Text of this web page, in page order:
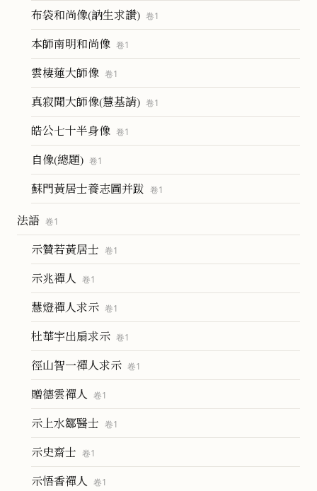
布袋和尚像(訥生求讚) 卷1
本師南明和尚像 卷1
雲棲蓮大師像 卷1
真寂聞大師像(慧基請) 卷1
皓公七十半身像 卷1
自像(總題) 卷1
蘇門黃居士養志圖并跋 卷1
法語 卷1
示贊若黃居士 卷1
示兆禪人 卷1
慧燈禪人求示 卷1
杜華宇出扇求示 卷1
徑山智一禪人求示 卷1
贈德雲禪人 卷1
示上水鄒醫士 卷1
示史齋士 卷1
示悟香禪人 卷1